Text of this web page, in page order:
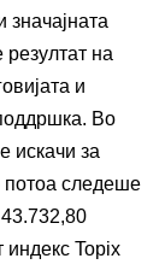
значајната
на
и
Во
искачи за
потоа следеше
43.732,80
Topix